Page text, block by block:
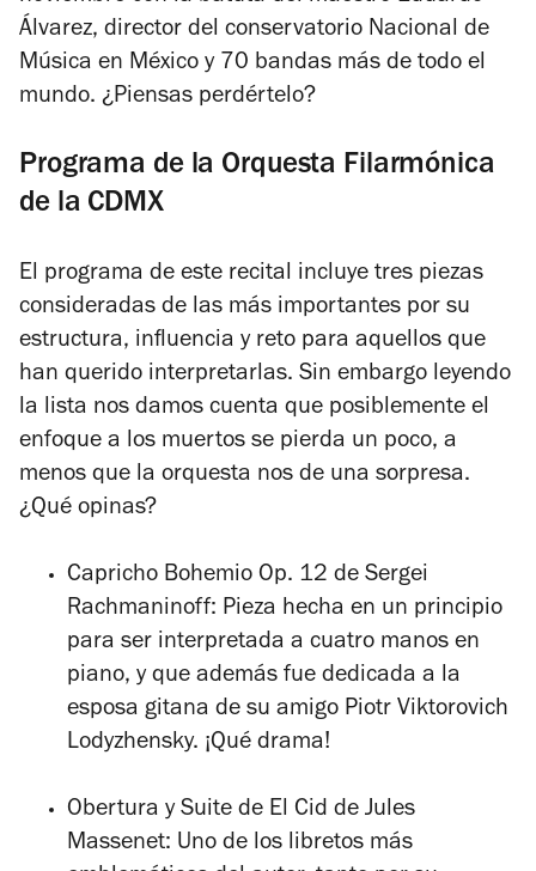
Álvarez, director del conservatorio Nacional de
Música en México y 70 bandas más de todo el
mundo. ¿Piensas perdértelo?
Programa de la Orquesta Filarmónica
de la CDMX
El programa de este recital incluye tres piezas
consideradas de las más importantes por su
estructura, influencia y reto para aquellos que
han querido interpretarlas. Sin embargo leyendo
la lista nos damos cuenta que posiblemente el
enfoque a los muertos se pierda un poco, a
menos que la orquesta nos de una sorpresa.
¿Qué opinas?
Capricho Bohemio Op. 12 de Sergei
Rachmaninoff: Pieza hecha en un principio
para ser interpretada a cuatro manos en
piano, y que además fue dedicada a la
esposa gitana de su amigo Piotr Viktorovich
Lodyzhensky. ¡Qué drama!
Obertura y Suite de El Cid de Jules
Massenet: Uno de los libretos más